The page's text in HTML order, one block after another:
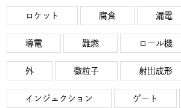
ロケット 腐食 漏電
導電 難燃 ロール機
外 微粒子 射出成形
インジェクション ゲート